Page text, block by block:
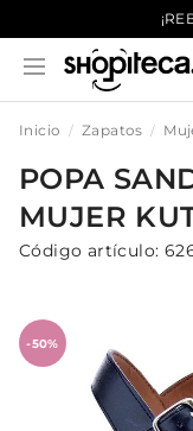
Inicio Zapatos
POPA
MUJER
Código artículo:
-50%